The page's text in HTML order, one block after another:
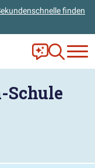
finden
Frag Ella!
Zur